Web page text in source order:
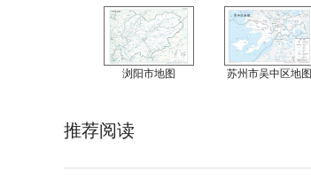
浏阳市地图 苏州市吴中区地图
推荐阅读